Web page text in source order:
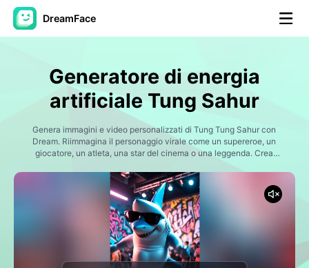
DreamFace
Video di Avatar
Video di AI
Foto ▼
Vedi tutti gli strumenti
Generatore di energia
artificiale Tung Sahur
Genera immagini e video personalizzati di Tung Tung Sahur con
Dream. Riimmagina il personaggio virale come un supereroe, un
giocatore, un atleta, una star del cinema o una leggenda. Crea
social media in pochi secondi.